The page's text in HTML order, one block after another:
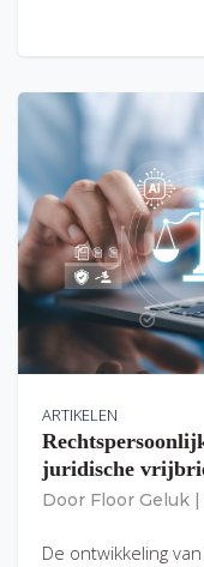
ARTIKELEN
juridische
Door Floor Geluk
De ontwikkeling